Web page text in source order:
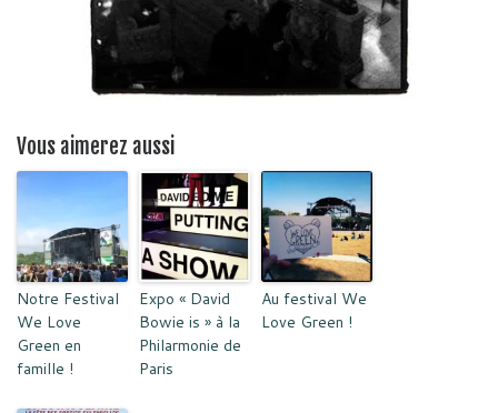
Vous aimerez aussi
Notre Festival
We Love
Green en
famille !
Expo « David
Bowie is » à la
Philarmonie de
Paris
Au festival We
Love Green !